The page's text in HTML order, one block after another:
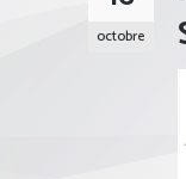
octobre